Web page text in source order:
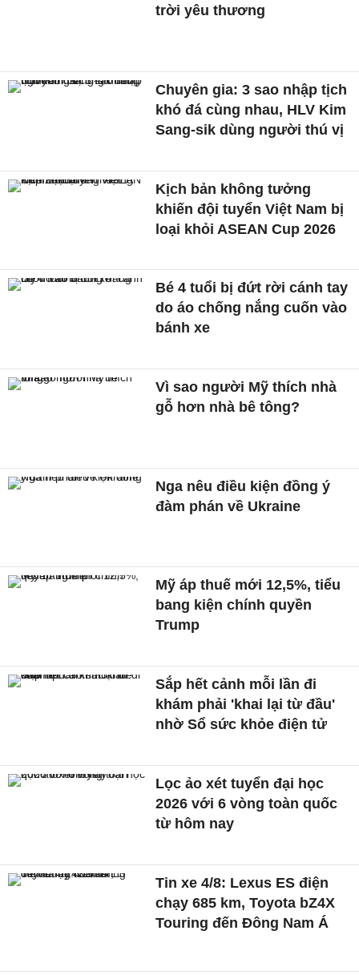
trời yêu thương
Chuyên gia: 3 sao nhập tịch
khó đá cùng nhau, HLV Kim
Sang-sik dùng người thú vị
Kịch bản không tưởng
khiến đội tuyển Việt Nam bị
loại khỏi ASEAN Cup 2026
Bé 4 tuổi bị đứt rời cánh tay
do áo chống nắng cuốn vào
bánh xe
Vì sao người Mỹ thích nhà
gỗ hơn nhà bê tông?
Nga nêu điều kiện đồng ý
đàm phán về Ukraine
Mỹ áp thuế mới 12,5%, tiểu
bang kiện chính quyền
Trump
Sắp hết cảnh mỗi lần đi
khám phải 'khai lại từ đầu'
nhờ Sổ sức khỏe điện tử
Lọc ảo xét tuyển đại học
2026 với 6 vòng toàn quốc
từ hôm nay
Tin xe 4/8: Lexus ES điện
chạy 685 km, Toyota bZ4X
Touring đến Đông Nam Á